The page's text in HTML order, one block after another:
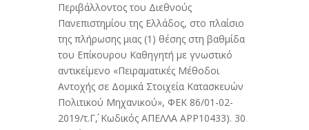
Περιβάλλοντος του Διεθνούς
Πανεπιστημίου της Ελλάδος, στο πλαίσιο
της πλήρωσης μιας (1) θέσης στη βαθμίδα
του Επίκουρου Καθηγητή με γνωστικό
αντικείμενο «Πειραματικές Μέθοδοι
Αντοχής σε Δομικά Στοιχεία Κατασκευών
Πολιτικού Μηχανικού», ΦΕΚ 86/01-02-
2019/τ.Γ΄, Κωδικός ΑΠΕΛΛΑ APP10433). 30